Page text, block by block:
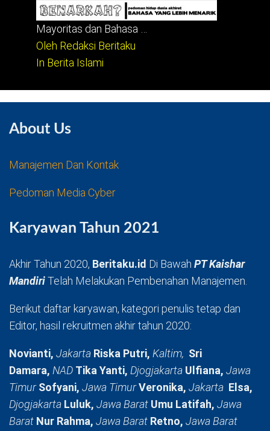
Mayoritas dan Bahasa …
Oleh Redaksi Beritaku
In Berita Islami
About Us
Manajemen Dan Kontak
Pedoman Media Cyber
Karyawan Tahun 2021
Akhir Tahun 2020, Beritaku.id Di Bawah PT Kaishar
MandiriTelah Melakukan Pembenahan Manajemen.
Berikut daftar karyawan, kategori penulis tetap dan
Editor, hasil rekruitmen akhir tahun 2020:
Novianti, Jakarta Riska Putri, Kaltim, Sri
Damara, NAD Tika Yanti, Djogjakarta Ulfiana, Jawa
TimurSofyani, Jawa TimurVeronika, Jakarta Elsa,
Djogjakarta Luluk, Jawa Barat Umu Latifah, Jawa
Barat Nur Rahma, Jawa Barat Retno, Jawa Barat